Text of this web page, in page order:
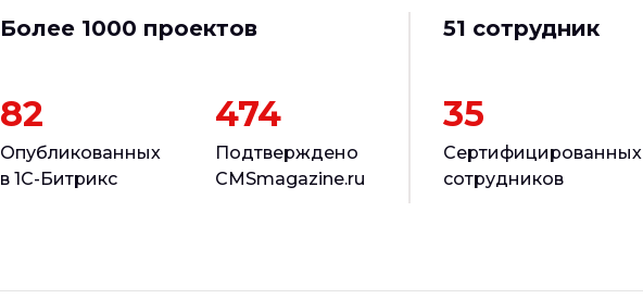
Более 1000 проектов
82
Опубликованных
в 1С-Битрикс
474
Подтверждено
CMSmagazine.ru
51 сотрудник
35
Сертифицированных
сотрудников